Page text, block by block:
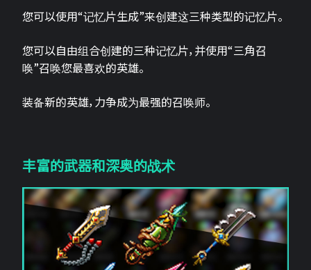
您可以使用“记忆片生成”来创建这三种类型的记忆片。
您可以自由组合创建的三种记忆片，并使用“三角召
唤”召唤您最喜欢的英雄。
装备新的英雄，力争成为最强的召唤师。
丰富的武器和深奥的战术